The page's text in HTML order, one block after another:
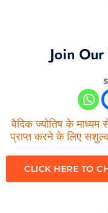
Join
वैदिक ज्योतिष के माध्यम
प्राप्त करने के लिए
CLICK HERE TO